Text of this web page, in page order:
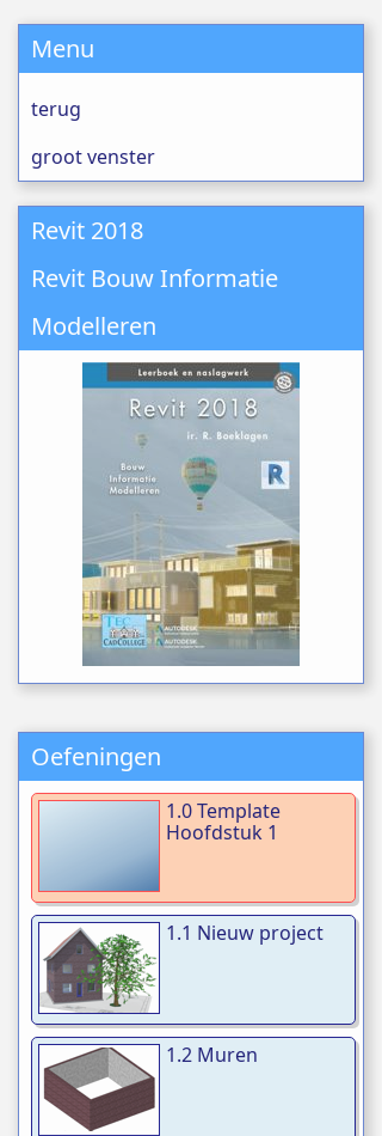
Menu
terug
groot venster
Revit 2018
Revit Bouw Informatie
Modelleren
Oefeningen
1.0 Template
Hoofdstuk 1
1.1 Nieuw project
1.2 Muren